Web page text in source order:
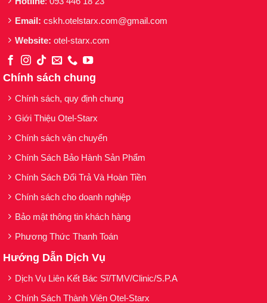
phần được tinh chế và đã được cấp bằng sáng
chế tại Hàn Quốc, có tác dụng hiệu quả cao
Niacinamide và arbutin giúp da trắng sáng dần
oxy hóa mạnh mẽ
HƯỚNG DẪN SỬ DỤNG
Rửa sạch mặt, để khô mặt
Thoa serum trị nám, massage nhẹ nhàng trong
vòng 2 phút để dưỡng chất thấm đều vào da
Thoa kem dưỡng, massage nhẹ nhàng trong
vòng 2 phút để kem tán đều và thấm đều vào
Email: cskh.otelstarx.com@gmail.com
Website: otel-starx.com
Chính sách chung
Chính sách, quy định chung
Giới Thiệu Otel-Starx
Chính sách vận chuyển
Chính Sách Bảo Hành Sản Phẩm
Chính Sách Đổi Trả Và Hoàn Tiền
Chính sách cho doanh nghiệp
Bảo mật thông tin khách hàng
Phương Thức Thanh Toán
Hướng Dẫn Dịch Vụ
Dịch Vụ Liên Kết Bác Sĩ/TMV/Clinic/S.P.A
Chính Sách Thành Viên Otel-Starx